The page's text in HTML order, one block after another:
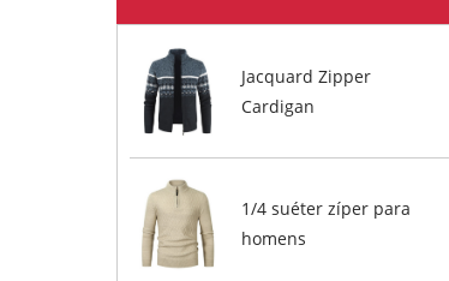
Jacquard Zipper
Cardigan
1/4 suéter zíper para
homens